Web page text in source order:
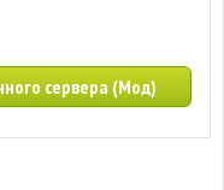
сервера (Мод)